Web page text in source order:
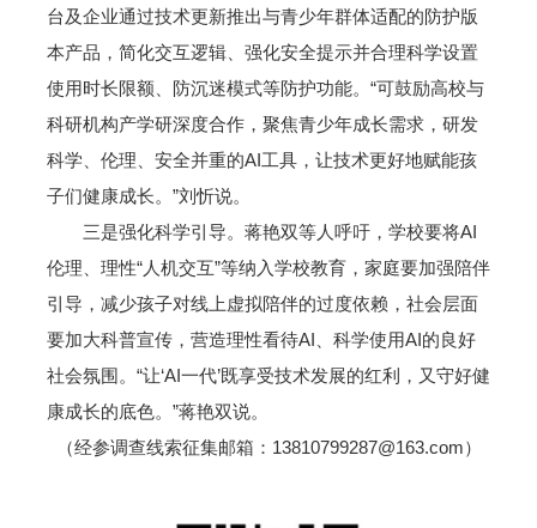
台及企业通过技术更新推出与青少年群体适配的防护版
本产品，简化交互逻辑、强化安全提示并合理科学设置
使用时长限额、防沉迷模式等防护功能。“可鼓励高校与
科研机构产学研深度合作，聚焦青少年成长需求，研发
科学、伦理、安全并重的AI工具，让技术更好地赋能孩
子们健康成长。”刘忻说。
三是强化科学引导。蒋艳双等人呼吁，学校要将AI
伦理、理性“人机交互”等纳入学校教育，家庭要加强陪伴
引导，减少孩子对线上虚拟陪伴的过度依赖，社会层面
要加大科普宣传，营造理性看待AI、科学使用AI的良好
社会氛围。“让‘AI一代’既享受技术发展的红利，又守好健
康成长的底色。”蒋艳双说。
（经参调查线索征集邮箱：13810799287@163.com）